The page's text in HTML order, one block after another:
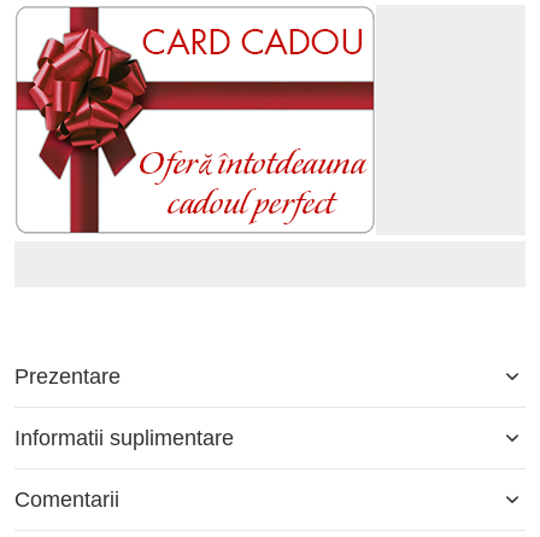
Prezentare
Informatii suplimentare
Comentarii